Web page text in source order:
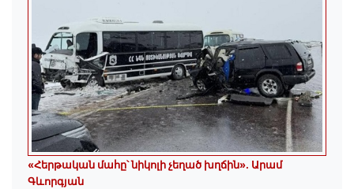
«Հերթական մահը՝ նիկոլի չեղած խղճին»․ Արամ
Գևորգյան